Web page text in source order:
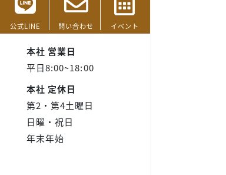
公式LINE 問い合わせ イベント
本社 営業日
平日8:00~18:00
本社 定休日
第2・第4土曜日
日曜・祝日
年末年始